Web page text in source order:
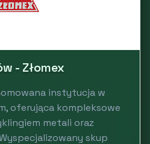
- Złomex
instytucja w
oferująca kompleksowe
metali oraz
skup